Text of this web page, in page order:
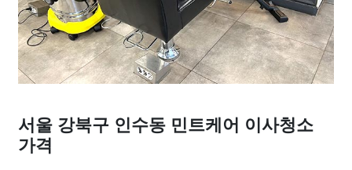
서울 강북구 인수동 민트케어 이사청소
가격